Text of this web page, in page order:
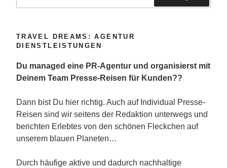
Suchen
TRAVEL DREAMS: AGENTUR
DIENSTLEISTUNGEN
Du managed eine PR-Agentur und organisierst mit
Deinem Team Presse-Reisen für Kunden??
Dann bist Du hier richtig. Auch auf Individual Presse-
Reisen sind wir seitens der Redaktion unterwegs und
berichten Erlebtes von den schönen Fleckchen auf
unserem blauen Planeten…
Durch häufige aktive und dadurch nachhaltige